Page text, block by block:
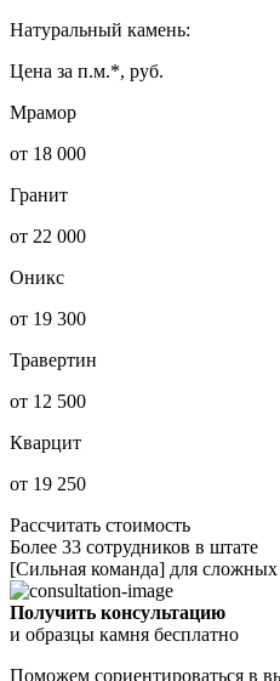
Натуральный камень:
Цена за п.м.*, руб.
Мрамор
от 18 000
Гранит
от 22 000
Оникс
от 19 300
Травертин
от 12 500
Кварцит
от 19 250
Рассчитать стоимость
Более 33 сотрудников в штате
[Сильная команда] для сложных
Получить консультацию
и образцы камня бесплатно
Поможем сориентироваться в